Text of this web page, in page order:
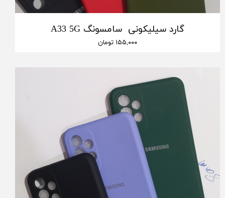
گارد سیلیکونی سامسونگ A33 5G
۱۵۵,۰۰۰ تومان